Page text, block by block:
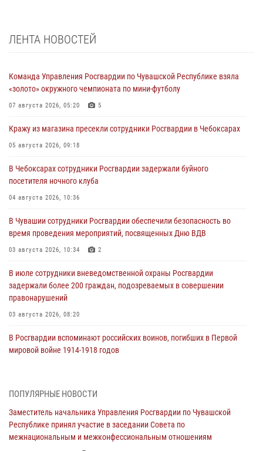
ЛЕНТА НОВОСТЕЙ
Команда Управления Росгвардии по Чувашской Республике взяла
«золото» окружного чемпионата по мини-футболу
07 августа 2026, 05:20 5
Кражу из магазина пресекли сотрудники Росгвардии в Чебоксарах
05 августа 2026, 09:18
В Чебоксарах сотрудники Росгвардии задержали буйного
посетителя ночного клуба
04 августа 2026, 10:36
В Чувашии сотрудники Росгвардии обеспечили безопасность во
время проведения мероприятий, посвященных Дню ВДВ
03 августа 2026, 10:34 2
В июле сотрудники вневедомственной охраны Росгвардии
задержали более 200 граждан, подозреваемых в совершении
правонарушений
03 августа 2026, 08:20
В Росгвардии вспоминают российских воинов, погибших в Первой
мировой войне 1914-1918 годов
В Ядрине сотрудники Росгвардии задержали подозреваемого в
1 августа – День дежурной службы войск национальной гвардии
ПОПУЛЯРНЫЕ НОВОСТИ
Заместитель начальника Управления Росгвардии по Чувашской
Республике принял участие в заседании Совета по
межнациональным и межконфессиональным отношениям